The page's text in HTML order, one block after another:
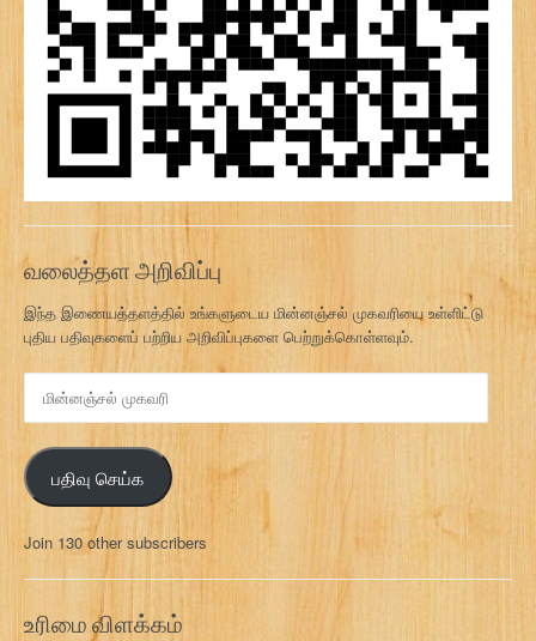
வலைத்தள அறிவிப்பு
இந்த இணையத்தளத்தில் உங்களுடைய மின்னஞ்சல் முகவரியை உள்ளிட்டு
புதிய பதிவுகளைப் பற்றிய அறிவிப்புகளை பெற்றுக்கொள்ளவும்.
ன
ஞ்
ச
ல்
க
வ
பதிவு செய்க
Join 130 other subscribers
உரிமை விளக்கம்